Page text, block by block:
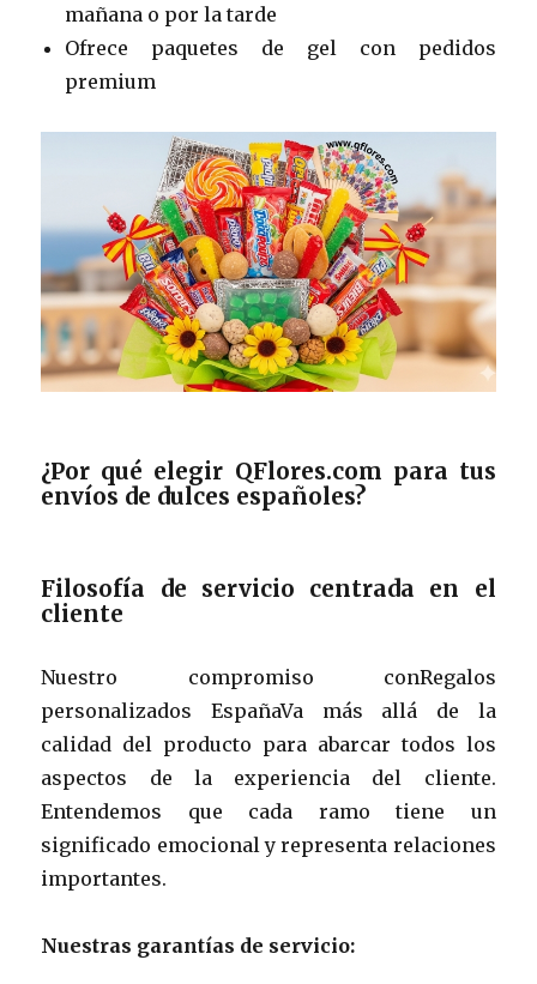
mañana o por la tarde
Ofrece paquetes de gel con pedidos
premium
¿Por qué elegir QFlores.com para tus
envíos de dulces españoles?
Filosofía de servicio centrada en el
cliente
Nuestro compromiso conRegalos
personalizados EspañaVa más allá de la
calidad del producto para abarcar todos los
aspectos de la experiencia del cliente.
Entendemos que cada ramo tiene un
significado emocional y representa relaciones
importantes.
Nuestras garantías de servicio: